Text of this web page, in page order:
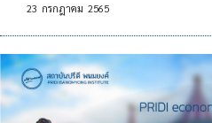
23 กรกฎาคม 2565